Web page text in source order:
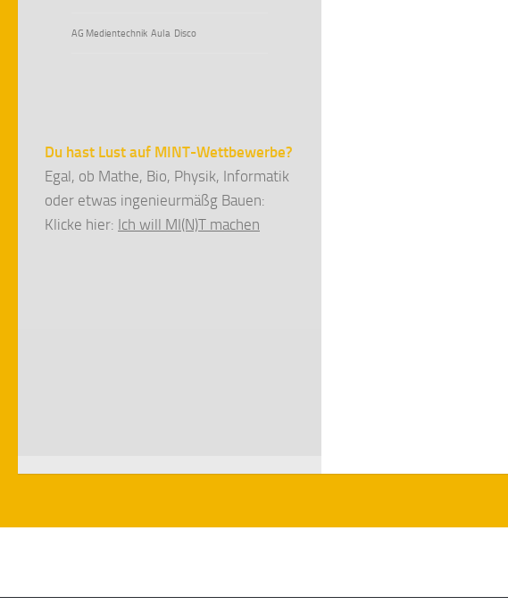
AG Medientechnik Aula Disco
Du hast Lust auf MINT-Wettbewerbe?
Egal, ob Mathe, Bio, Physik, Informatik
oder etwas ingenieurmäßg Bauen:
Klicke hier: Ich will MI(N)T machen